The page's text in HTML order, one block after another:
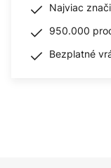
Najviac
950.000
Bezplatné